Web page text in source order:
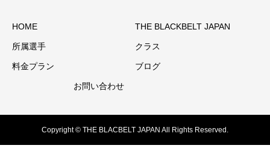
HOME THE BLACKBELT JAPAN
所属選手 クラス
料金プラン ブログ
お問い合わせ
Copyright © THE BLACBELT JAPAN All Rights Reserved.